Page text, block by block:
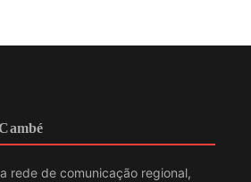
rede de comunicação regional,